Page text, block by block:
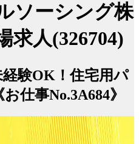
ソーシング株
求人(326704)
経験OK！住宅用パ
仕事No.3A684》